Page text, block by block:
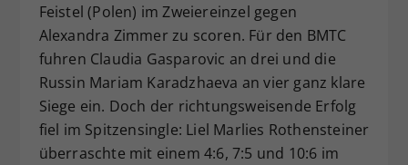
Feistel (Polen) im Zweiereinzel gegen
Alexandra Zimmer zu scoren. Für den BMTC
fuhren Claudia Gasparovic an drei und die
Russin Mariam Karadzhaeva an vier ganz klare
Siege ein. Doch der richtungsweisende Erfolg
fiel im Spitzensingle: Liel Marlies Rothensteiner
überraschte mit einem 4:6, 7:5 und 10:6 im